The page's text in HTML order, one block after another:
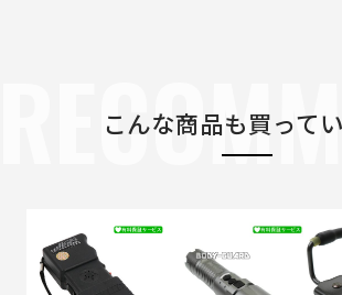
こんな商品も買って